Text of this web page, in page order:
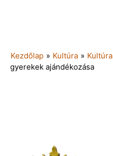
Kezdőlap » Kultúra » Kultúra
gyerekek ajándékozása